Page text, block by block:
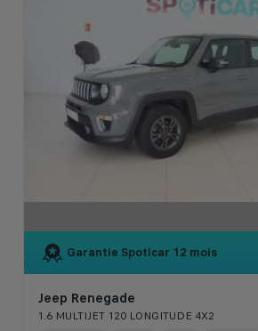
Garantie Spoticar 12 mois
Jeep Renegade
1.6 MULTIJET 120 LONGITUDE 4X2